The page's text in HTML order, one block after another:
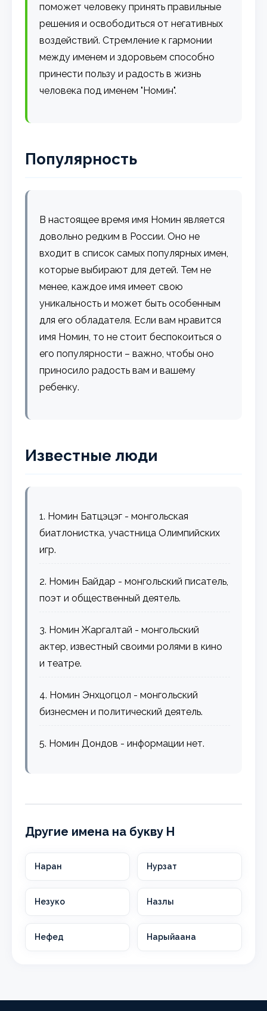
поможет человеку принять правильные
решения и освободиться от негативных
воздействий. Стремление к гармонии
между именем и здоровьем способно
принести пользу и радость в жизнь
человека под именем "Номин".
Популярность
В настоящее время имя Номин является
довольно редким в России. Оно не
входит в список самых популярных имен,
которые выбирают для детей. Тем не
менее, каждое имя имеет свою
уникальность и может быть особенным
для его обладателя. Если вам нравится
имя Номин, то не стоит беспокоиться о
его популярности – важно, чтобы оно
приносило радость вам и вашему
ребенку.
Известные люди
1. Номин Батцэцэг - монгольская
биатлонистка, участница Олимпийских
игр.
2. Номин Байдар - монгольский писатель,
поэт и общественный деятель.
3. Номин Жаргалтай - монгольский
актер, известный своими ролями в кино
и театре.
4. Номин Энхцогцол - монгольский
бизнесмен и политический деятель.
5. Номин Дондов - информации нет.
Другие имена на букву Н
Наран Нурзат
Незуко Назлы
Нефед Нарыйаана